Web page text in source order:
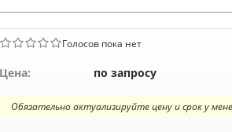
Голосов пока нет
Цена: по запросу
Обязательно актуализируйте цену и срок у